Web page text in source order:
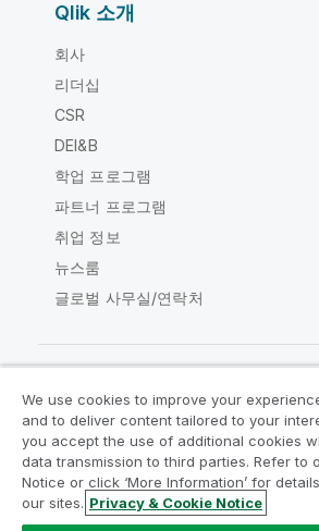
Qlik 소개
회사
리더십
CSR
DEI&B
학업 프로그램
파트너 프로그램
취업 정보
뉴스룸
글로벌 사무실/연락처
Qlik Community
법적 계약 제품 약관
Legal
Legal Policies
사용 약관
Do Not Share My Info
We use cookies to improve your
and to deliver content tailored to your
you accept the use of additional cookies
data transmission to third parties. Refer to
Notice or click ‘More Information’ for
our sites. Privacy & Cookie Notice